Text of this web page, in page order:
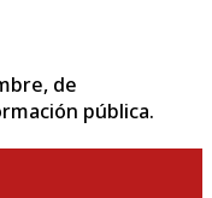
de
pública.